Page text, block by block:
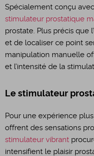
Spécialement conçu
stimulateur prostatique
prostate. Plus précis que
et de localiser ce point
manipulation manuelle
et l’intensité de la
Le stimulateur
Pour une expérience
offrent des sensations
stimulateur vibrant
intensifient le plaisir